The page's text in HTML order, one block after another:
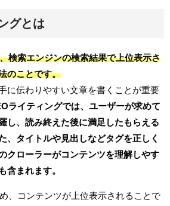
グとは
検索エンジンの検索結果で上位表示さ
のことです。
に伝わりやすい文章を書くことが重要
ライティングでは、ユーザーが求めて
し、読み終えた後に満足したもらえる
、タイトルや見出しなどタグを正しく
クローラーがコンテンツを理解しやす
含まれます。
、コンテンツが上位表示されることで